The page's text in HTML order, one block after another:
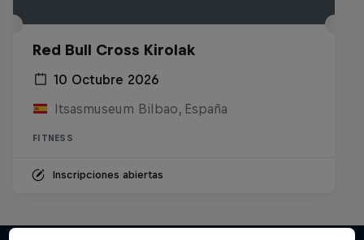
Red Bull Cross Kirolak
10 Octubre 2026
Itsasmuseum Bilbao, España
FITNESS
Inscripciones abiertas